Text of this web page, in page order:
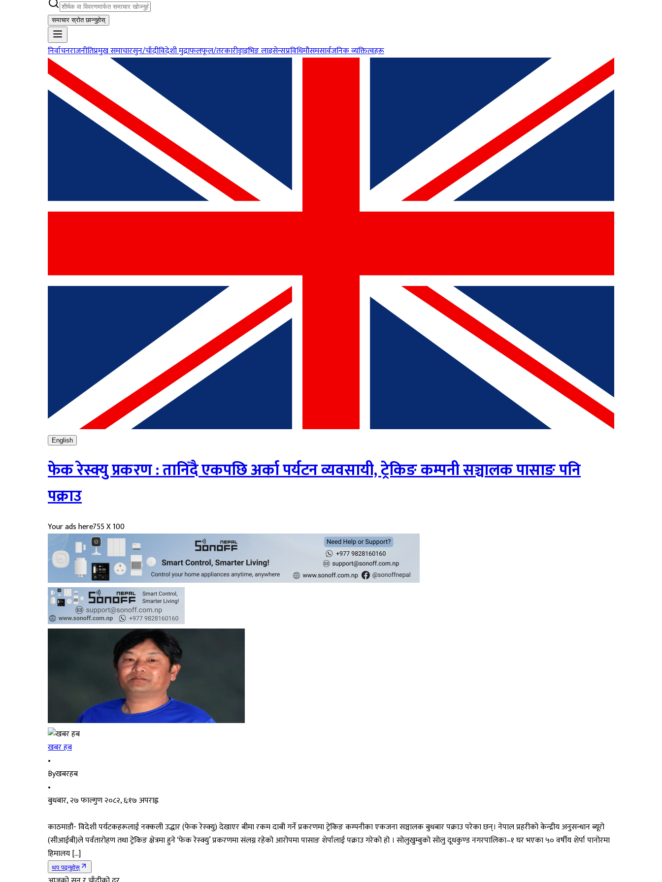
समाचार स्रोत छान्नुहोस्
निर्वाचनराजनीतिप्रमुख समाचारसुन/चाँदीविदेशी मुद्राफलफूल/तरकारीड्राइभिङ लाइसेन्सप्रविधिमौसमसार्वजनिक व्यक्तित्वहरू
English
फेक रेस्क्यु प्रकरण : तानिँदै एकपछि अर्का पर्यटन व्यवसायी, ट्रेकिङ कम्पनी सञ्चालक पासाङ पनि
पक्राउ
Your ads here755 X 100
खबर हब
•
Byखबरहब
•
बुधबार, २७ फाल्गुण २०८२, ६:१७ अपराह्न
काठमाडौं- विदेशी पर्यटकहरूलाई नक्कली उद्धार (फेक रेस्क्यु) देखाएर बीमा रकम दाबी गर्ने प्रकरणमा ट्रेकिङ कम्पनीका एकजना सञ्चालक बुधबार पक्राउ परेका छन्। नेपाल प्रहरीको केन्द्रीय अनुसन्धान ब्यूरो
(सीआईबी)ले पर्वतारोहण तथा ट्रेकिङ क्षेत्रमा हुने ‘फेक रेस्क्यु’ प्रकरणमा संलग्न रहेको आरोपमा पासाङ शेर्पालाई पक्राउ गरेको हो । सोलुखुम्बुको सोलु दूधकुण्ड नगरपालिका–१ घर भएका ५० वर्षीय शेर्पा पानोरमा
हिमालय […]
थप पढ्नुहोस्